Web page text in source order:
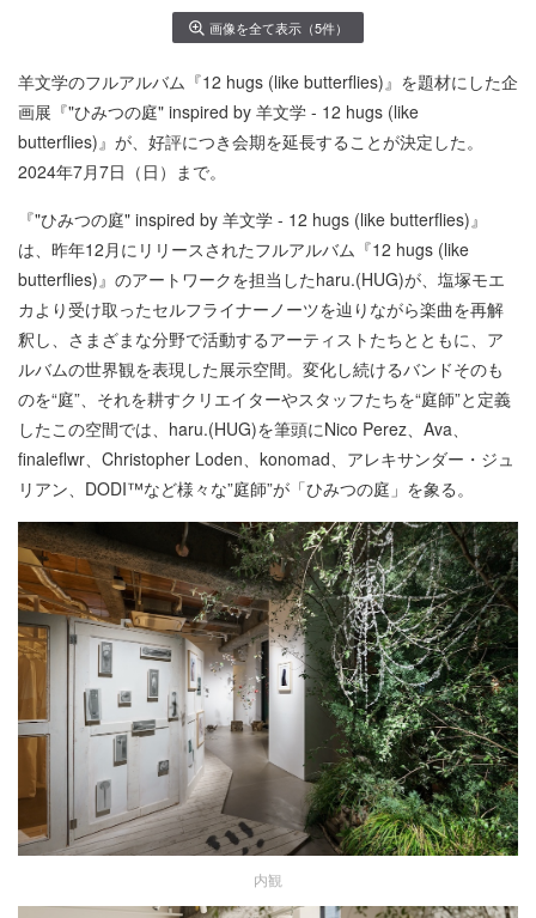
画像を全て表示（5件）
羊文学のフルアルバム『12 hugs (like butterflies)』を題材にした企
画展『"ひみつの庭" inspired by 羊文学 - 12 hugs (like
butterflies)』が、好評につき会期を延長することが決定した。
2024年7月7日（日）まで。
『"ひみつの庭" inspired by 羊文学 - 12 hugs (like butterflies)』
は、昨年12月にリリースされたフルアルバム『12 hugs (like
butterflies)』のアートワークを担当したharu.(HUG)が、塩塚モエ
カより受け取ったセルフライナーノーツを辿りながら楽曲を再解
釈し、さまざまな分野で活動するアーティストたちとともに、ア
ルバムの世界観を表現した展示空間。変化し続けるバンドそのも
のを“庭”、それを耕すクリエイターやスタッフたちを“庭師”と定義
したこの空間では、haru.(HUG)を筆頭にNico Perez、Ava、
finaleflwr、Christopher Loden、konomad、アレキサンダー・ジュ
リアン、DODI™など様々な”庭師”が「ひみつの庭」を象る。
内観